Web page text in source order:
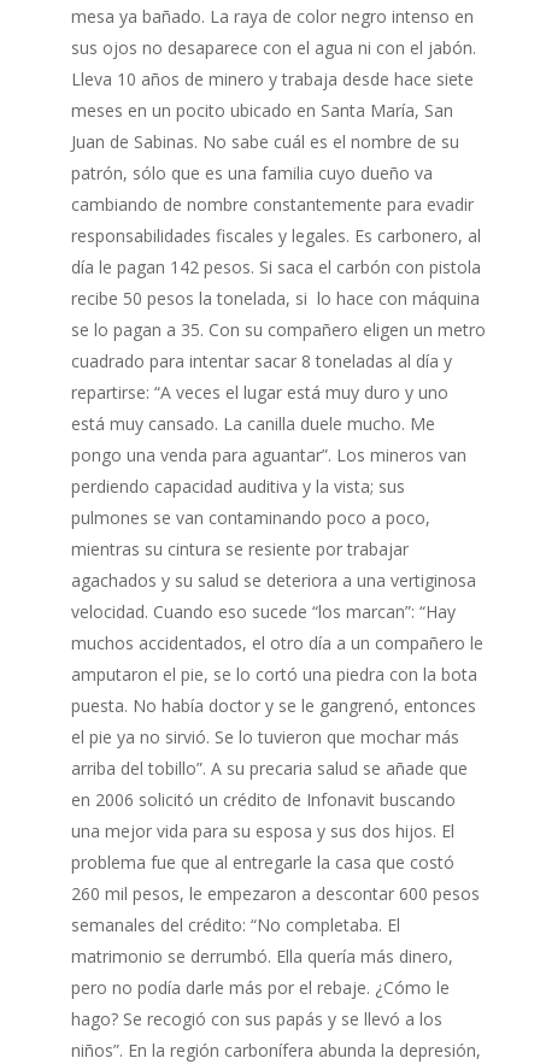
mesa ya bañado. La raya de color negro intenso en
sus ojos no desaparece con el agua ni con el jabón.
Lleva 10 años de minero y trabaja desde hace siete
meses en un pocito ubicado en Santa María, San
Juan de Sabinas. No sabe cuál es el nombre de su
patrón, sólo que es una familia cuyo dueño va
cambiando de nombre constantemente para evadir
responsabilidades fiscales y legales. Es carbonero, al
día le pagan 142 pesos. Si saca el carbón con pistola
recibe 50 pesos la tonelada, si lo hace con máquina
se lo pagan a 35. Con su compañero eligen un metro
cuadrado para intentar sacar 8 toneladas al día y
repartirse: “A veces el lugar está muy duro y uno
está muy cansado. La canilla duele mucho. Me
pongo una venda para aguantar”. Los mineros van
perdiendo capacidad auditiva y la vista; sus
pulmones se van contaminando poco a poco,
mientras su cintura se resiente por trabajar
agachados y su salud se deteriora a una vertiginosa
velocidad. Cuando eso sucede “los marcan”: “Hay
muchos accidentados, el otro día a un compañero le
amputaron el pie, se lo cortó una piedra con la bota
puesta. No había doctor y se le gangrenó, entonces
el pie ya no sirvió. Se lo tuvieron que mochar más
arriba del tobillo”. A su precaria salud se añade que
en 2006 solicitó un crédito de Infonavit buscando
una mejor vida para su esposa y sus dos hijos. El
problema fue que al entregarle la casa que costó
260 mil pesos, le empezaron a descontar 600 pesos
semanales del crédito: “No completaba. El
matrimonio se derrumbó. Ella quería más dinero,
pero no podía darle más por el rebaje. ¿Cómo le
hago? Se recogió con sus papás y se llevó a los
niños”. En la región carbonífera abunda la depresión,